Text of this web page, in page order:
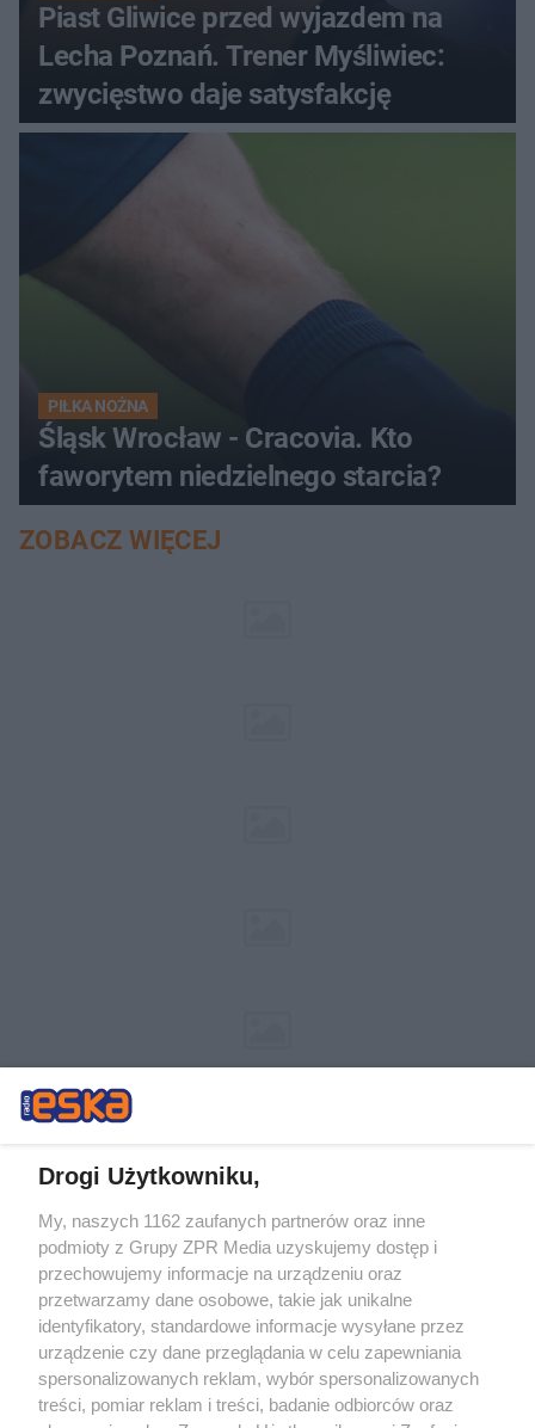
Piast Gliwice przed wyjazdem na
Lecha Poznań. Trener Myśliwiec:
zwycięstwo daje satysfakcję
PIŁKA NOŻNA
Śląsk Wrocław - Cracovia. Kto
faworytem niedzielnego starcia?
ZOBACZ WIĘCEJ
Żaden utwór zamieszczony w serwisie nie może być powielany i
rozpowszechniany lub dalej rozpowszechniany w jakikolwiek sposób (w
tym także elektroniczny lub mechaniczny) na jakimkolwiek polu
eksploatacji w jakiejkolwiek formie, włącznie z umieszczaniem w
Internecie bez pisemnej zgody właściciela praw. Jakiekolwiek użycie lub
wykorzystanie utworów w całości lub w części z naruszeniem prawa,
tzn. bez właściwej zgody, jest zabronione pod groźbą kary i może być
ścigane prawnie.
Drogi Użytkowniku,
My, naszych 1162 zaufanych partnerów oraz inne
podmioty z Grupy ZPR Media uzyskujemy dostęp i
przechowujemy informacje na urządzeniu oraz
przetwarzamy dane osobowe, takie jak unikalne
identyfikatory, standardowe informacje wysyłane przez
urządzenie czy dane przeglądania w celu zapewniania
spersonalizowanych reklam, wybór spersonalizowanych
treści, pomiar reklam i treści, badanie odbiorców oraz